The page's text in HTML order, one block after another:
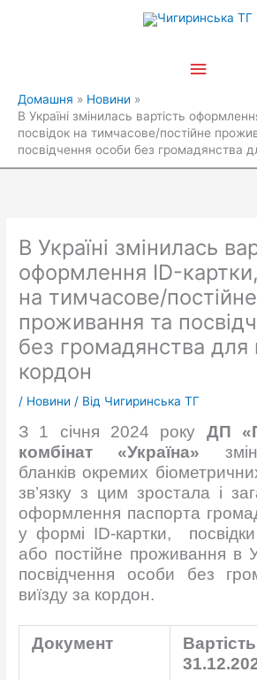
Головне
Домашня
Новини
В Україні змінилась вартість
посвідок на тимчасове/постійне
посвідчення особи без громадянства
В Україні змінилась
оформлення ID-
на тимчасове/постійне
проживання та
без громадянства для
кордон
/ Новини / Від Чигиринська ТГ
З 1 січня 2024 року ДП
комбінат «Україна»
бланків окремих
зв’язку з цим зростала і
оформлення паспорта
у формі ID-картки,
або постійне проживання в
посвідчення особи без
виїзду за кордон.
Документ